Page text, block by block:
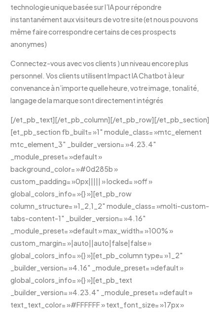
technologie unique basée sur l’IA pour répondre
instantanément aux visiteurs de votre site (et nous pouvons
même faire correspondre certains de ces prospects
anonymes)
Connectez-vous avec vos clients ) un niveau encore plus
personnel. Vos clients utilisent Impact IA Chatbot à leur
convenance à n’importe quelle heure, votre image, tonalité,
langage de la marque sont directement intégrés
[/et_pb_text][/et_pb_column][/et_pb_row][/et_pb_section]
[et_pb_section fb_built= »1″ module_class= »mtc_element
mtc_element_3″ _builder_version= »4.23.4″
_module_preset= »default »
background_color= »#0d285b »
custom_padding= »0px||||| » locked= »off »
global_colors_info= »{} »][et_pb_row
column_structure= »1_2,1_2″ module_class= »molti-custom-
tabs-content-1″ _builder_version= »4.16″
_module_preset= »default » max_width= »100% »
custom_margin= »|auto||auto|false|false »
global_colors_info= »{} »][et_pb_column type= »1_2″
_builder_version= »4.16″ _module_preset= »default »
global_colors_info= »{} »][et_pb_text
_builder_version= »4.23.4″ _module_preset= »default »
text_text_color= »#FFFFFF » text_font_size= »17px »